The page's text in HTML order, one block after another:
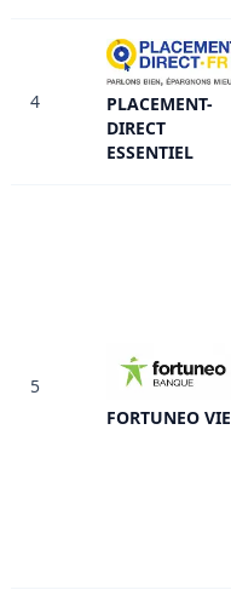
4
PLACEMENT-
DIRECT
ESSENTIEL
5
FORTUNEO VIE